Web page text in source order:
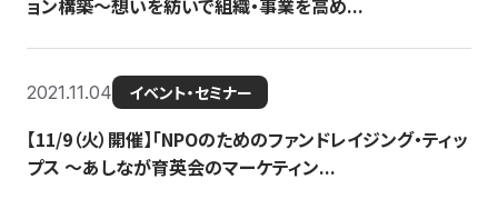
ョン構築〜想いを紡いで組織・事業を高め...
2021.11.04 イベント・セミナー
【11/9（火）開催】「NPOのためのファンドレイジング・ティッ
プス 〜あしなが育英会のマーケティン...